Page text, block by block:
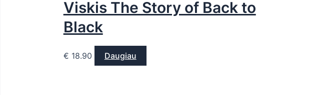
Viskis The Story of Back to
Black
€ 18.90 Daugiau